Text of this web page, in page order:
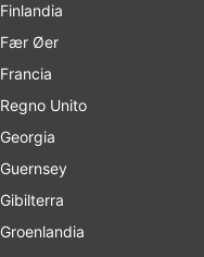
Finlandia
Fær Øer
Francia
Regno Unito
Georgia
Guernsey
Gibilterra
Groenlandia